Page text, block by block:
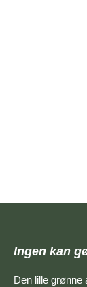
Ingen kan
Den lille grønne